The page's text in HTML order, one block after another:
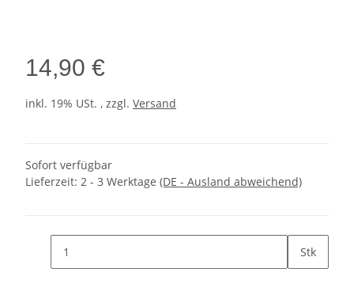
14,90 €
inkl. 19% USt. , zzgl. Versand
Sofort verfügbar
Lieferzeit: 2 - 3 Werktage (DE - Ausland abweichend)
Stk